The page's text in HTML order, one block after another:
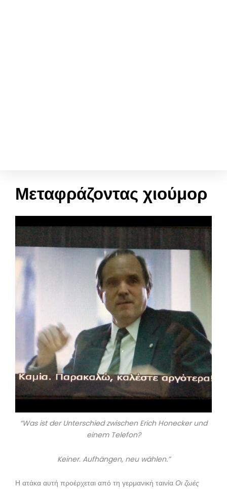
Μεταφράζοντας χιούμορ
“Was ist der Unterschied zwischen Erich Honecker und
einem Telefon?
Keiner. Aufhängen, neu wählen.”
Η ατάκα αυτή προέρχεται από τη γερμανική ταινία Οι ζωές